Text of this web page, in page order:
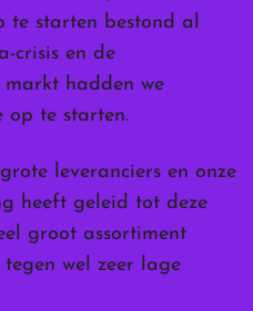
te starten bestond al
crisis en de
hadden we
op te starten.
leveranciers en onze
heeft geleid tot deze
groot assortiment
wel zeer lage